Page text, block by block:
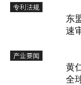
专利法规
东
速
产业要闻
黄
全